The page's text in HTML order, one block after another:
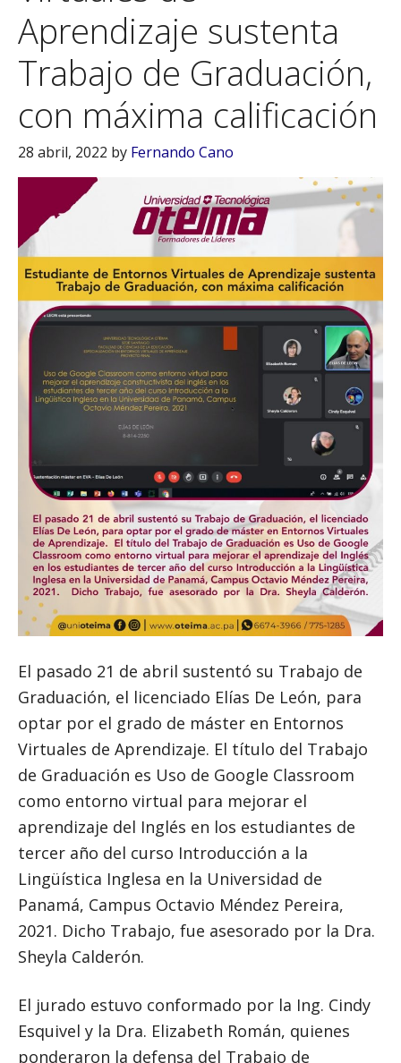
Aprendizaje sustenta
Trabajo de Graduación,
con máxima calificación
28 abril, 2022 by Fernando Cano
El pasado 21 de abril sustentó su Trabajo de
Graduación, el licenciado Elías De León, para
optar por el grado de máster en Entornos
Virtuales de Aprendizaje. El título del Trabajo
de Graduación es Uso de Google Classroom
como entorno virtual para mejorar el
aprendizaje del Inglés en los estudiantes de
tercer año del curso Introducción a la
Lingüística Inglesa en la Universidad de
Panamá, Campus Octavio Méndez Pereira,
2021. Dicho Trabajo, fue asesorado por la Dra.
Sheyla Calderón.
El jurado estuvo conformado por la Ing. Cindy
Esquivel y la Dra. Elizabeth Román, quienes
ponderaron la defensa del Trabajo de